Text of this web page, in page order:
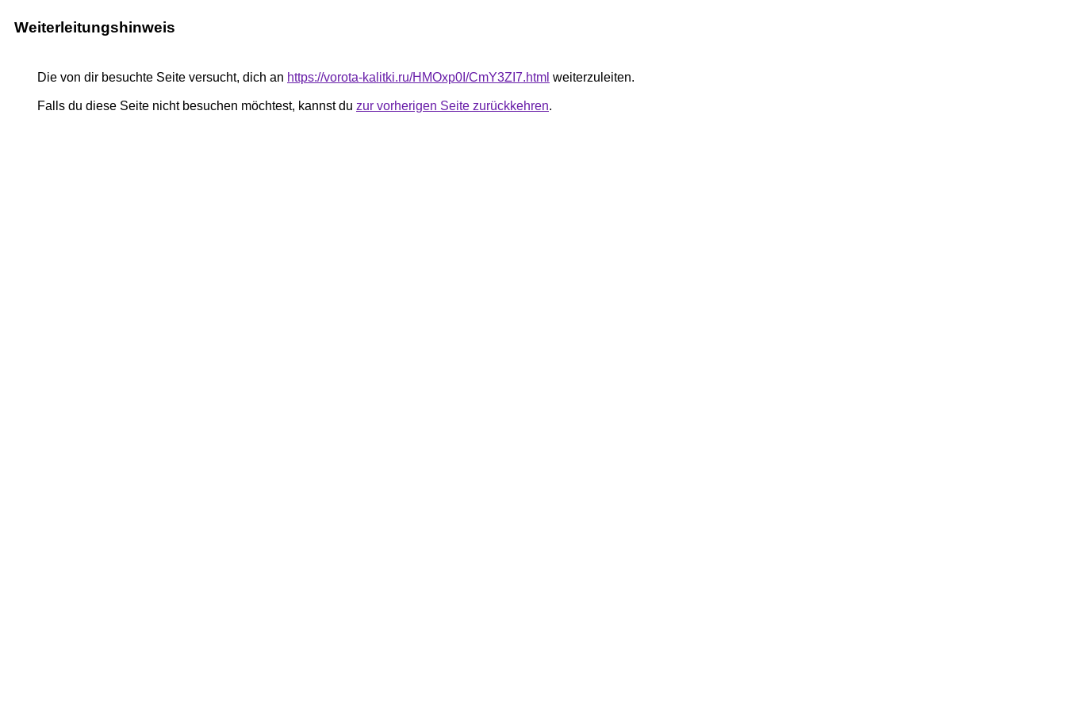
Weiterleitungshinweis
Die von dir besuchte Seite versucht, dich an https://vorota-kalitki.ru/HMOxp0I/CmY3ZI7.html weiterzuleiten.
Falls du diese Seite nicht besuchen möchtest, kannst du zur vorherigen Seite zurückkehren.